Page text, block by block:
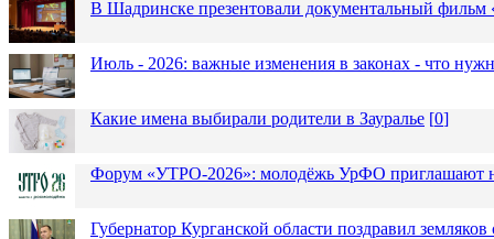
В Шадринске презентовали документальный
Июль - 2026: важные изменения в законах - что
Какие имена выбирали родители в Зауралье [0]
Форум «УТРО-2026»: молодёжь УрФО приглашают
Губернатор Курганской области поздравил